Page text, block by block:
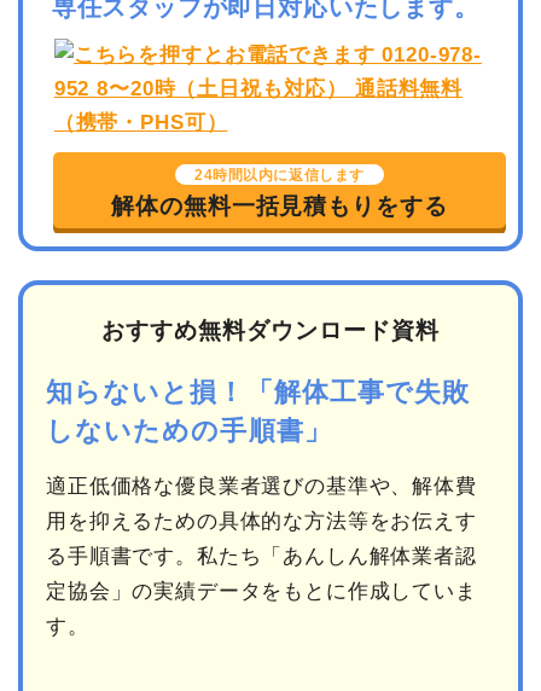
専任スタッフが即日対応いたします。
24時間以内に返信します
解体の無料一括見積もりをする
おすすめ無料ダウンロード資料
知らないと損！「解体工事で失敗
しないための手順書」
適正低価格な優良業者選びの基準や、解体費
用を抑えるための具体的な方法等をお伝えす
る手順書です。私たち「あんしん解体業者認
定協会」の実績データをもとに作成していま
す。